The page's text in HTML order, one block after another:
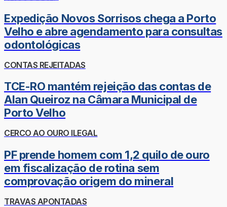
Expedição Novos Sorrisos chega a Porto
Velho e abre agendamento para consultas
odontológicas
CONTAS REJEITADAS
TCE-RO mantém rejeição das contas de
Alan Queiroz na Câmara Municipal de
Porto Velho
CERCO AO OURO ILEGAL
PF prende homem com 1,2 quilo de ouro
em fiscalização de rotina sem
comprovação origem do mineral
TRAVAS APONTADAS